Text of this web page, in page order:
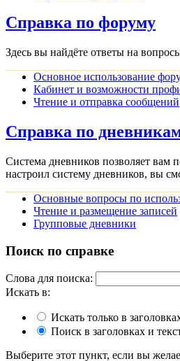
Справка по форуму
Здесь вы найдёте ответы на
Основное использование
Кабинет и возможности
Чтение и отправка сообщений
Справка по
Система дневников позволяет
настроил систему дневников, вы
Основные вопросы по
Чтение и размещение записей
Групповые дневники
Поиск по справке
Слова для поиска:
Искать в:
Искать только в
Поиск в заголовках и
Выберите этот пункт, если вы